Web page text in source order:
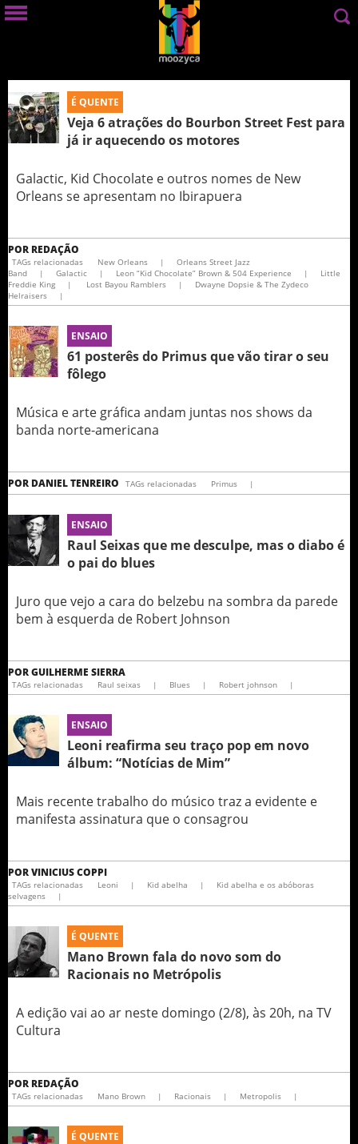
É QUENTE
Veja 6 atrações do Bourbon Street Fest para
já ir aquecendo os motores
Galactic, Kid Chocolate e outros nomes de New
Orleans se apresentam no Ibirapuera
POR REDAÇÃO
TAGs relacionadas New Orleans |
Orleans Street Jazz
Band
| Galactic | Leon “Kid Chocolate” Brown & 504 Experience |
Little
Freddie King
| Lost Bayou Ramblers |
Dwayne Dopsie & The Zydeco
Helraisers
|
ENSAIO
61 posterês do Primus que vão tirar o seu
fôlego
Música e arte gráfica andam juntas nos shows da
banda norte-americana
POR DANIEL TENREIRO TAGs relacionadas Primus |
ENSAIO
Raul Seixas que me desculpe, mas o diabo é
o pai do blues
Juro que vejo a cara do belzebu na sombra da parede
bem à esquerda de Robert Johnson
PORGUILHERME SIERRA
TAGs relacionadas Raul seixas | Blues | Robert johnson |
ENSAIO
Leoni reafirma seu traço pop em novo
álbum: “Notícias de Mim”
Mais recente trabalho do músico traz a evidente e
manifesta assinatura que o consagrou
PORVINICIUS COPPI
TAGs relacionadas Leoni | Kid abelha |
Kid abelha e os abóboras
selvagens
|
É QUENTE
Mano Brown fala do novo som do
Racionais no Metrópolis
A edição vai ao ar neste domingo (2/8), às 20h, na TV
Cultura
POR REDAÇÃO
TAGs relacionadas Mano Brown | Racionais | Metropolis |
É QUENTE